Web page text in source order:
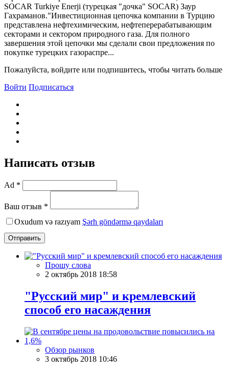
SOCAR Turkiye Enerji (турецкая "дочка" SOCAR) Заур
Гахраманов."Инвестиционная цепочка компании в Турцию
представлена нефтехимическим, нефтеперерабатывающим
секторами и сектором природного газа. Для полного
завершения этой цепочки мы сделали свои предложения по
покупке турецких газораспре...
Пожалуйста, войдите или подпишитесь, чтобы читать больше
Войти Подписаться
Написать отзыв
Ad *
Ваш отзыв *
Oxudum və razıyam Şərh göndərmə qaydaları
Отправить
Прошу слова
2 октябрь 2018 18:58
"Русский мир" и кремлевский
способ его насаждения
Обзор рынков
3 октябрь 2018 10:46